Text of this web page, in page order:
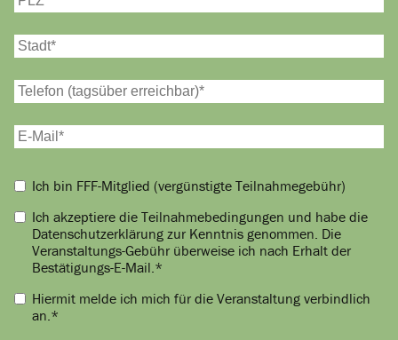
Ich bin FFF-Mitglied (vergünstigte Teilnahmegebühr)
Ich akzeptiere die Teilnahmebedingungen und habe die
Datenschutzerklärung zur Kenntnis genommen . Die
Veranstaltungs-Gebühr überweise ich nach Erhalt der
Bestätigungs-E-Mail. *
Hiermit melde ich mich für die Veranstaltung verbindlich
an. *